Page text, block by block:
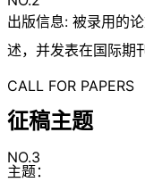
出版信息: 被录用的
述，并发表在国际期
CALL FOR PAPERS
征稿主题
NO.3
主题：